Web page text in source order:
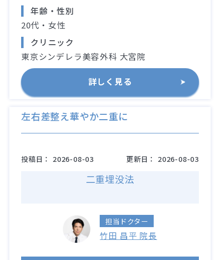
年齢・性別
20代・女性
クリニック
東京シンデレラ美容外科 大宮院
詳しく見る
左右差整え華やか二重に
投稿日： 2026-08-03 更新日： 2026-08-03
二重埋没法
担当ドクター
竹田 昌平 院長